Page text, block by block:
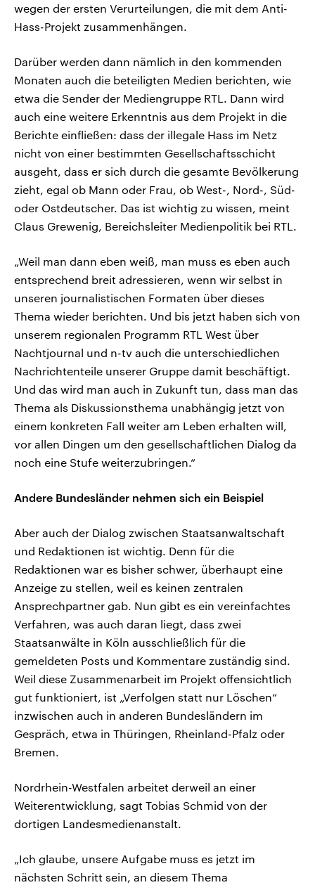
wegen der ersten Verurteilungen, die mit dem Anti-
Hass-Projekt zusammenhängen.
Darüber werden dann nämlich in den kommenden
Monaten auch die beteiligten Medien berichten, wie
etwa die Sender der Mediengruppe RTL. Dann wird
auch eine weitere Erkenntnis aus dem Projekt in die
Berichte einfließen: dass der illegale Hass im Netz
nicht von einer bestimmten Gesellschaftsschicht
ausgeht, dass er sich durch die gesamte Bevölkerung
zieht, egal ob Mann oder Frau, ob West-, Nord-, Süd-
oder Ostdeutscher. Das ist wichtig zu wissen, meint
Claus Grewenig, Bereichsleiter Medienpolitik bei RTL.
„Weil man dann eben weiß, man muss es eben auch
entsprechend breit adressieren, wenn wir selbst in
unseren journalistischen Formaten über dieses
Thema wieder berichten. Und bis jetzt haben sich von
unserem regionalen Programm RTL West über
Nachtjournal und n-tv auch die unterschiedlichen
Nachrichtenteile unserer Gruppe damit beschäftigt.
Und das wird man auch in Zukunft tun, dass man das
Thema als Diskussionsthema unabhängig jetzt von
einem konkreten Fall weiter am Leben erhalten will,
vor allen Dingen um den gesellschaftlichen Dialog da
noch eine Stufe weiterzubringen.“
Andere Bundesländer nehmen sich ein Beispiel
Aber auch der Dialog zwischen Staatsanwaltschaft
und Redaktionen ist wichtig. Denn für die
Redaktionen war es bisher schwer, überhaupt eine
Anzeige zu stellen, weil es keinen zentralen
Ansprechpartner gab. Nun gibt es ein vereinfachtes
Verfahren, was auch daran liegt, dass zwei
Staatsanwälte in Köln ausschließlich für die
gemeldeten Posts und Kommentare zuständig sind.
Weil diese Zusammenarbeit im Projekt offensichtlich
gut funktioniert, ist „Verfolgen statt nur Löschen“
inzwischen auch in anderen Bundesländern im
Gespräch, etwa in Thüringen, Rheinland-Pfalz oder
Bremen.
Nordrhein-Westfalen arbeitet derweil an einer
Weiterentwicklung, sagt Tobias Schmid von der
dortigen Landesmedienanstalt.
„Ich glaube, unsere Aufgabe muss es jetzt im
nächsten Schritt sein, an diesem Thema